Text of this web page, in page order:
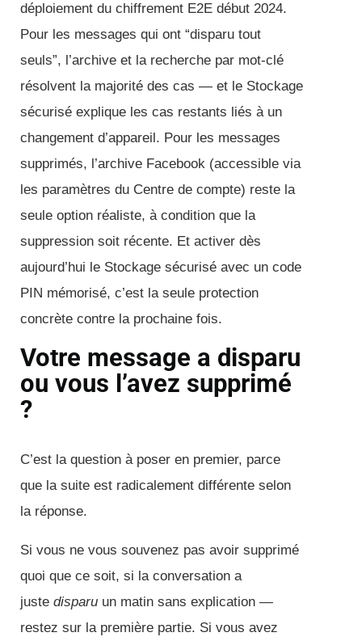
déploiement du chiffrement E2E début 2024.
Pour les messages qui ont “disparu tout
seuls”, l’archive et la recherche par mot-clé
résolvent la majorité des cas — et le Stockage
sécurisé explique les cas restants liés à un
changement d’appareil. Pour les messages
supprimés, l’archive Facebook (accessible via
les paramètres du Centre de compte) reste la
seule option réaliste, à condition que la
suppression soit récente. Et activer dès
aujourd’hui le Stockage sécurisé avec un code
PIN mémorisé, c’est la seule protection
concrète contre la prochaine fois.
Votre message a disparu
ou vous l’avez supprimé
?
C’est la question à poser en premier, parce
que la suite est radicalement différente selon
la réponse.
Si vous ne vous souvenez pas avoir supprimé
quoi que ce soit, si la conversation a
juste disparu un matin sans explication —
restez sur la première partie. Si vous avez